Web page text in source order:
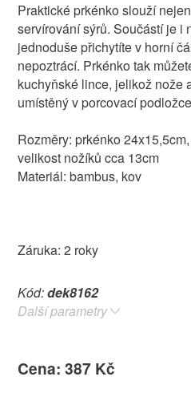
Praktické prkénko slouží
servírování sýrů. Součástí je i
jednoduše přichytíte v horní
nepoztrácí. Prkénko tak
kuchyňské lince, jelikož nože
umístěný v porcovací
Rozměry: prkénko
velikost nožíků cca 13cm
Materiál: bambus, kov
Záruka: 2 roky
Kód:dek8162
Další parametry
Cena: 387 Kč